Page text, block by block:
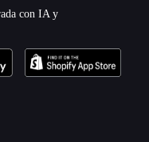
con IA y